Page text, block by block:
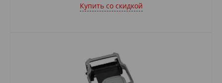
Купить cо скидкой